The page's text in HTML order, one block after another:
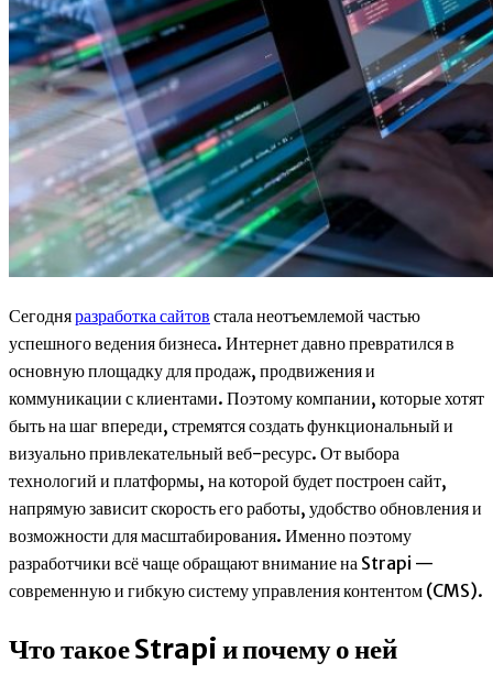
Сегодняразработка сайтов стала неотъемлемой частью
успешного ведения бизнеса. Интернет давно превратился в
основную площадку для продаж, продвижения и
коммуникации с клиентами. Поэтому компании, которые хотят
быть на шаг впереди, стремятся создать функциональный и
визуально привлекательный веб-ресурс. От выбора
технологий и платформы, на которой будет построен сайт,
напрямую зависит скорость его работы, удобство обновления и
возможности для масштабирования. Именно поэтому
разработчики всё чаще обращают внимание на Strapi —
современную и гибкую систему управления контентом (CMS).
Что такое Strapi и почему о ней